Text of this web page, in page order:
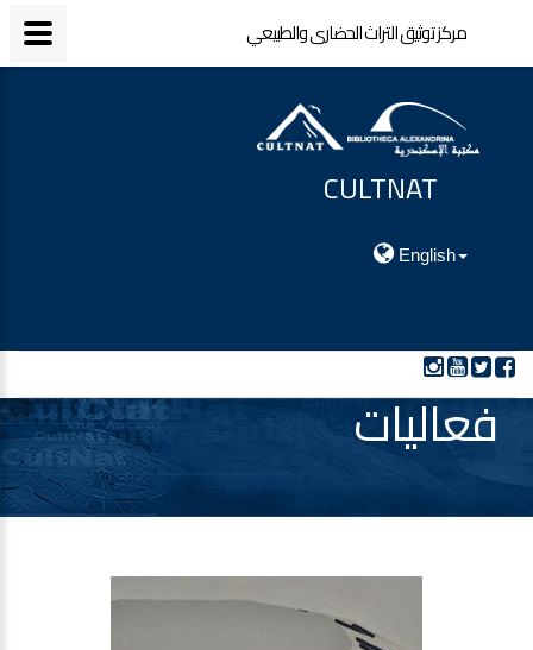
CULTNAT
English
فعاليات
مركز توثيق التراث الحضارى والطبيعي